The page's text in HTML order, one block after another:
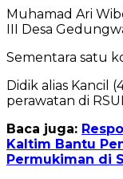
Muhamad Ari
III Desa
Sementara satu
Didik alias Kancil
perawatan di
Baca juga:
Kaltim Bantu
Permukiman di